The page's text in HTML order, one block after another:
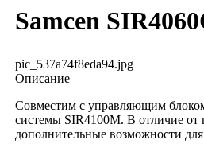
Samcen
pic_537a74f8eda94.jpg
Описание
Совместим с управляющим
системы SIR4100M. В отличие от
дополнительные возможности